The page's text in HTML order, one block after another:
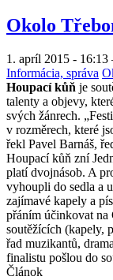
Okolo
1. apríl 2015 - 16:13
Informácia, správa
Houpací kůň je
talenty a objevy,
svých žánrech.
v rozměrech, které
řekl Pavel Barnáš,
Houpací kůň zní
platí dvojnásob. A
vyhoupli do sedla a
zajímavé kapely a
přáním účinkovat na
soutěžících (kapely,
řad muzikantů,
finalistu pošlou do
Článok